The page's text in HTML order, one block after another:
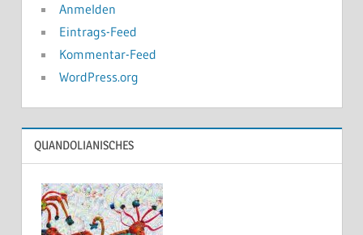
Anmelden
Eintrags-Feed
Kommentar-Feed
WordPress.org
QUANDOLIANISCHES